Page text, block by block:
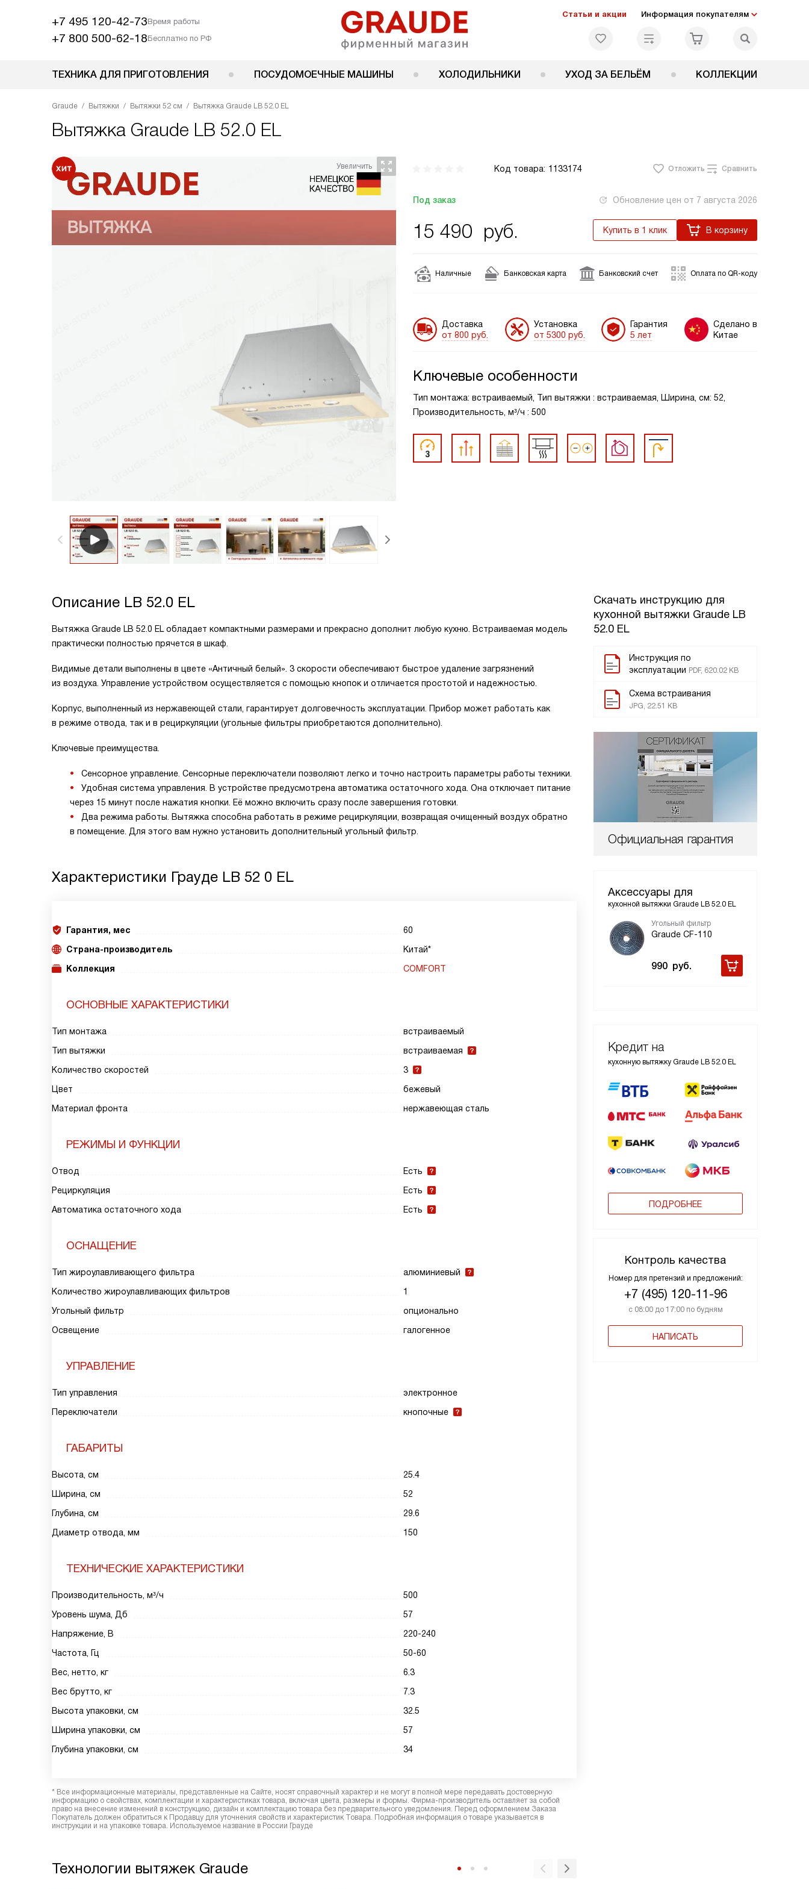
+7 495 120-42-73Время работы
+7 800 500-62-18Бесплатно по РФ
Статьи и акции Информация покупателям
ТЕХНИКА ДЛЯ ПРИГОТОВЛЕНИЯ ПОСУДОМОЕЧНЫЕ МАШИНЫ ХОЛОДИЛЬНИКИ УХОД ЗА БЕЛЬЁМ КОЛЛЕКЦИИ
Graude Вытяжки Вытяжки 52 см Вытяжка Graude LB 52.0 EL
Вытяжка Graude LB 52.0 EL
Код товара: 1133174 Отложить Сравнить
Под заказ Обновление цен от 7 августа 2026
15 490 руб. Купить в 1 клик В корзину
Наличные Банковская карта Банковский счет Оплата по QR-коду
Доставка
от 800 руб.
Установка
от 5300 руб.
Гарантия
5 лет
Сделано в
Китае
Ключевые особенности
Тип монтажа: встраиваемый, Тип вытяжки : встраиваемая, Ширина, см: 52,
Производительность, м³/ч : 500
Скачать инструкцию для
кухонной вытяжки Graude LB
52.0 EL
Инструкция по
эксплуатации PDF, 620.02 KB
Схема встраивания
JPG, 22.51 KB
Официальная гарантия
Аксессуары для
кухонной вытяжки Graude LB 52.0 EL
Угольный фильтр
Graude CF-110
990 руб.
Кредит на
кухонную вытяжку Graude LB 52.0 EL
ПОДРОБНЕЕ
Контроль качества
Номер для претензий и предложений:
+7 (495) 120-11-96
с 08:00 до 17:00 по будням
НАПИСАТЬ
Описание LB 52.0 EL
Вытяжка Graude LB 52.0 EL обладает компактными размерами и прекрасно дополнит любую кухню. Встраиваемая модель
практически полностью прячется в шкаф.
Видимые детали выполнены в цвете «Античный белый». 3 скорости обеспечивают быстрое удаление загрязнений
из воздуха. Управление устройством осуществляется с помощью кнопок и отличается простотой и надежностью.
Корпус, выполненный из нержавеющей стали, гарантирует долговечность эксплуатации. Прибор может работать как
в режиме отвода, так и в рециркуляции (угольные фильтры приобретаются дополнительно).
Ключевые преимущества.
Сенсорное управление. Сенсорные переключатели позволяют легко и точно настроить параметры работы техники.
Удобная система управления. В устройстве предусмотрена автоматика остаточного хода. Она отключает питание
через 15 минут после нажатия кнопки. Её можно включить сразу после завершения готовки.
Два режима работы. Вытяжка способна работать в режиме рециркуляции, возвращая очищенный воздух обратно
в помещение. Для этого вам нужно установить дополнительный угольный фильтр.
Характеристики Грауде LB 52 0 EL
Гарантия, мес
60
Страна-производитель
Китай*
Коллекция
COMFORT
ОСНОВНЫЕ ХАРАКТЕРИСТИКИ
Тип монтажа
встраиваемый
Тип вытяжки
встраиваемая
Количество скоростей
3
Цвет
бежевый
Материал фронта
нержавеющая сталь
РЕЖИМЫ И ФУНКЦИИ
Отвод
Есть
Рециркуляция
Есть
Автоматика остаточного хода
Есть
ОСНАЩЕНИЕ
Тип жироулавливающего фильтра
алюминиевый
Количество жироулавливающих фильтров
1
Угольный фильтр
опционально
Освещение
галогенное
УПРАВЛЕНИЕ
Тип управления
электронное
Переключатели
кнопочные
ГАБАРИТЫ
Высота, см
25.4
Ширина, см
52
Глубина, см
29.6
Диаметр отвода, мм
150
ТЕХНИЧЕСКИЕ ХАРАКТЕРИСТИКИ
Производительность, м³/ч
500
Уровень шума, Дб
57
Напряжение, В
220-240
Частота, Гц
50-60
Вес, нетто, кг
6.3
Вес брутто, кг
7.3
Высота упаковки, см
32.5
Ширина упаковки, см
57
Глубина упаковки, см
34
* Все информационные материалы, представленные на Сайте, носят справочный характер и не могут в полной мере передавать достоверную
информацию о свойствах, комплектации и характеристиках товара, включая цвета, размеры и формы. Фирма-производитель оставляет за собой
право на внесение изменений в конструкцию, дизайн и комплектацию товара без предварительного уведомления. Перед оформлением Заказа
Покупатель должен обратиться к Продавцу для уточнения свойств и характеристик Товара. Подробная информация о товаре указывается в
инструкции и на упаковке товара. Используемое название в России Грауде
Технологии вытяжек Graude